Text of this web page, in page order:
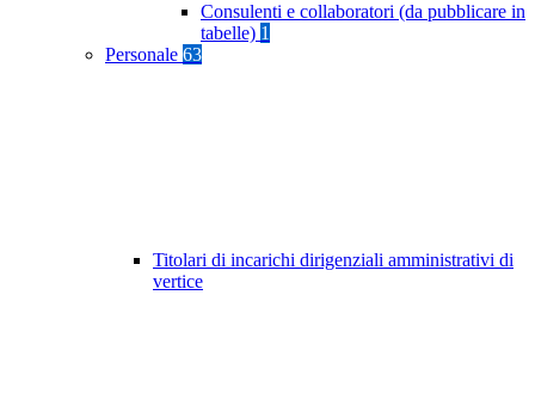
Consulenti e collaboratori (da pubblicare in
tabelle) 1
Personale 63
Titolari di incarichi dirigenziali amministrativi di
vertice